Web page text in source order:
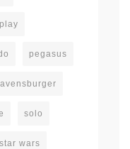
pegasus
solo
star wars